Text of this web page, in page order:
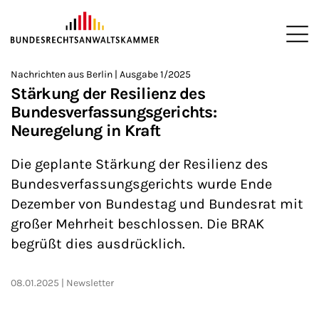
ZUM HAUPTINHALT SPRINGEN
Sie befinden sich hier:
>
Startseite
>
Newsroom
>
Newsletter
>
Nachrichten aus Berlin | Ausgabe 1/2025
Stärkung der Resilienz des
Bundesverfassungsgerichts:
Neuregelung in Kraft
Die geplante Stärkung der Resilienz des
Bundesverfassungsgerichts wurde Ende
Dezember von Bundestag und Bundesrat mit
großer Mehrheit beschlossen. Die BRAK
begrüßt dies ausdrücklich.
08.01.2025 Newsletter